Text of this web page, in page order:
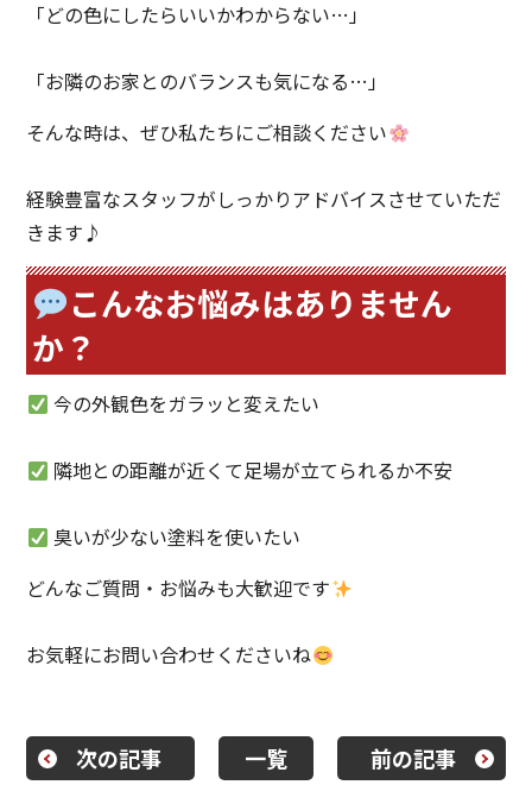
「どの色にしたらいいかわからない…」
「お隣のお家とのバランスも気になる…」
そんな時は、ぜひ私たちにご相談ください
経験豊富なスタッフがしっかりアドバイスさせていただ
きます♪
こんなお悩みはありません
か？
今の外観色をガラッと変えたい
隣地との距離が近くて足場が立てられるか不安
臭いが少ない塗料を使いたい
どんなご質問・お悩みも大歓迎です
お気軽にお問い合わせくださいね
次の記事 一覧 前の記事